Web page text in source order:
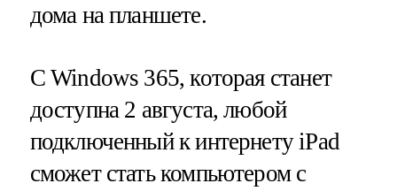
дома на планшете.
С Windows 365, которая станет
доступна 2 августа, любой
подключенный к интернету iPad
сможет стать компьютером с